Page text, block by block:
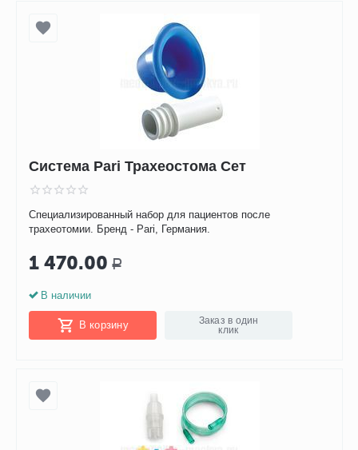
Система Pari Трахеостома Сет
Специализированный набор для пациентов после
трахеотомии. Бренд - Pari, Германия.
1 470.00 Р
В наличии
В корзину
Заказ в один
клик